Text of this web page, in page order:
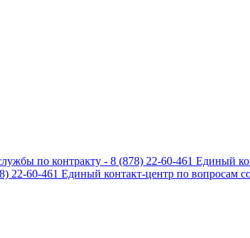
по контракту - 8 (878) 22-60-461 Единый
22-60-461 Единый контакт-центр по вопросам